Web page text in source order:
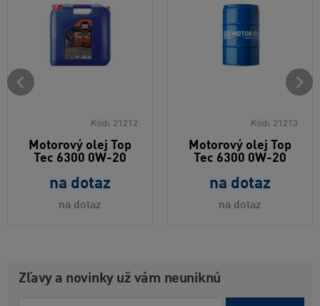
Kód: 21212
Motorový olej Top
Tec 6300 0W-20
na dotaz
na dotaz
Kód: 21213
Motorový olej Top
Tec 6300 0W-20
na dotaz
na dotaz
Zľavy a novinky už vám neuniknú